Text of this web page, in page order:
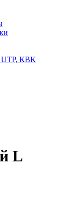
UTP, КВК
L